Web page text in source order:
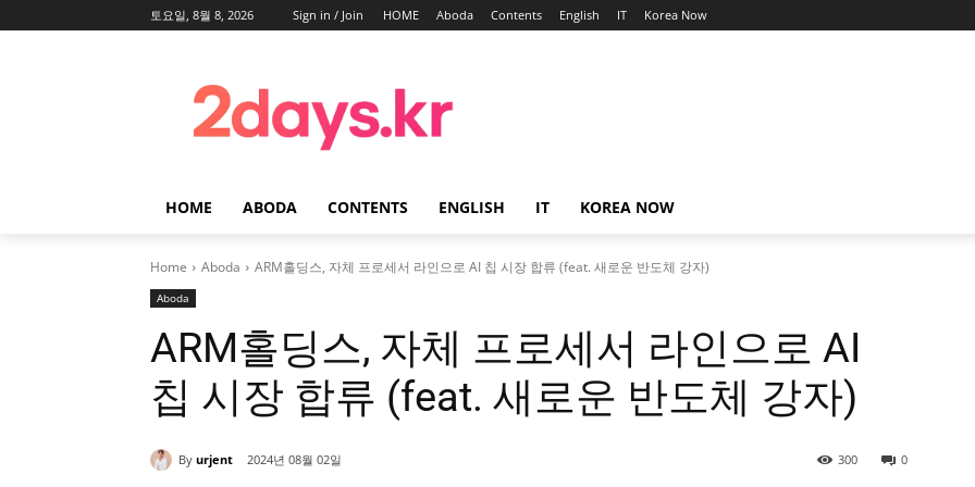
토요일, 8월 8, 2026 Sign in / Join HOME Aboda Contents English IT Korea Now
HOME ABODA CONTENTS ENGLISH IT KOREA NOW
Home Aboda ARM홀딩스, 자체 프로세서 라인으로 AI 칩 시장 합류 (feat. 새로운 반도체 강자)
Aboda
ARM홀딩스, 자체 프로세서 라인으로 AI
칩 시장 합류 (feat. 새로운 반도체 강자)
By urjent 2024년 08월 02일 0
300